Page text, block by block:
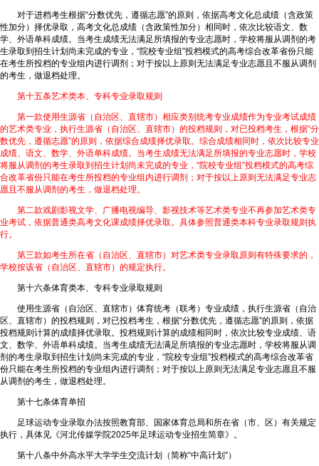
对于进档考生根据“分数优先，遵循志愿”的原则，依据高考文化总成绩（含政策
性加分）择优录取，高考文化总成绩（含政策性加分）相同时，依次比较语文、数
学、外语单科成绩。当考生成绩无法满足所填报的专业志愿时，学校将服从调剂的考
生录取到招生计划尚未完成的专业，“院校专业组”投档模式的高考综合改革省份只能
在考生所投档的专业组内进行调剂；对于按以上原则无法满足专业志愿且不服从调剂
的考生，做退档处理。
第十五条艺术类本、专科专业录取规则
第一款使用生源省（自治区、直辖市）相应类别统考专业成绩作为专业考试成绩
的艺术类专业，执行生源省（自治区、直辖市）的投档规则，对已投档考生，根据“分
数优先，遵循志愿”的原则，依据综合成绩择优录取。综合成绩相同时，依次比较专业
成绩、语文、数学、外语单科成绩。当考生成绩无法满足所填报的专业志愿时，学校
将服从调剂的考生录取到招生计划尚未完成的专业，“院校专业组”投档模式的高考综
合改革省份只能在考生所投档的专业组内进行调剂；对于按以上原则无法满足专业志
愿且不服从调剂的考生，做退档处理。
第二款戏剧影视文学、广播电视编导、影视技术等艺术类专业不再参加艺术类专
业考试，依据普通类高考文化课成绩择优录取。具体参照普通类本科专业录取规则执
行。
第三款如考生所在省（自治区、直辖市）对艺术类专业录取原则有特殊要求的，
学校按该省（自治区、直辖市）的规定执行。
第十六条体育类本、专科专业录取规则
使用生源省（自治区、直辖市）体育统考（联考）专业成绩，执行生源省（自治
区、直辖市）的投档规则，对已投档考生，根据“分数优先，遵循志愿”的原则，依据
投档规则计算的成绩择优录取。投档规则计算的成绩相同时，依次比较专业成绩、语
文、数学、外语单科成绩。当考生成绩无法满足所填报的专业志愿时，学校将服从调
剂的考生录取到招生计划尚未完成的专业，“院校专业组”投档模式的高考综合改革省
份只能在考生所投档的专业组内进行调剂；对于按以上原则无法满足专业志愿且不服
从调剂的考生，做退档处理。
第十七条体育单招
足球运动专业录取办法按照教育部、国家体育总局和所在省（市、区）有关规定
执行，具体见《河北传媒学院2025年足球运动专业招生简章》。
第十八条中外高水平大学学生交流计划（简称“中高计划”）